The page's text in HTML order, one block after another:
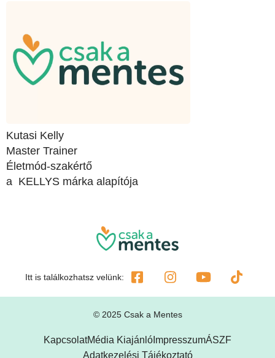
Kutasi Kelly
Master Trainer
Életmód-szakértő
a KELLYS márka alapítója
Itt is találkozhatsz velünk:
© 2025 Csak a Mentes
KapcsolatMédia Kiajánló ImpresszumÁSZF
Adatkezelési Tájékoztató